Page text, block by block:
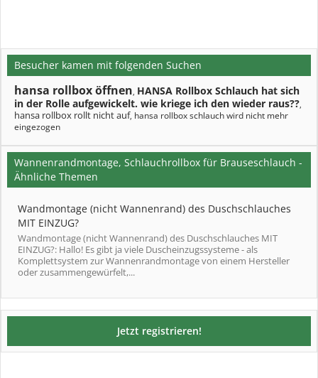
Besucher kamen mit folgenden Suchen
hansa rollbox öffnen, HANSA Rollbox Schlauch hat sich
in der Rolle aufgewickelt. wie kriege ich den wieder raus??,
hansa rollbox rollt nicht auf, hansa rollbox schlauch wird nicht mehr
eingezogen
Wannenrandmontage, Schlauchrollbox für Brauseschlauch -
Ähnliche Themen
Wandmontage (nicht Wannenrand) des Duschschlauches
MIT EINZUG?
Wandmontage (nicht Wannenrand) des Duschschlauches MIT
EINZUG?: Hallo! Es gibt ja viele Duscheinzugssysteme - als
Komplettsystem zur Wannenrandmontage von einem Hersteller
oder zusammengewürfelt,...
Jetzt registrieren!